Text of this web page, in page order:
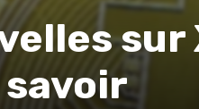
sur
savoir